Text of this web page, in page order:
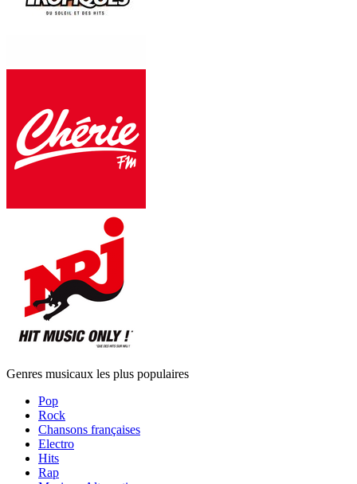
Genres musicaux les plus populaires
Pop
Rock
Chansons françaises
Electro
Hits
Rap